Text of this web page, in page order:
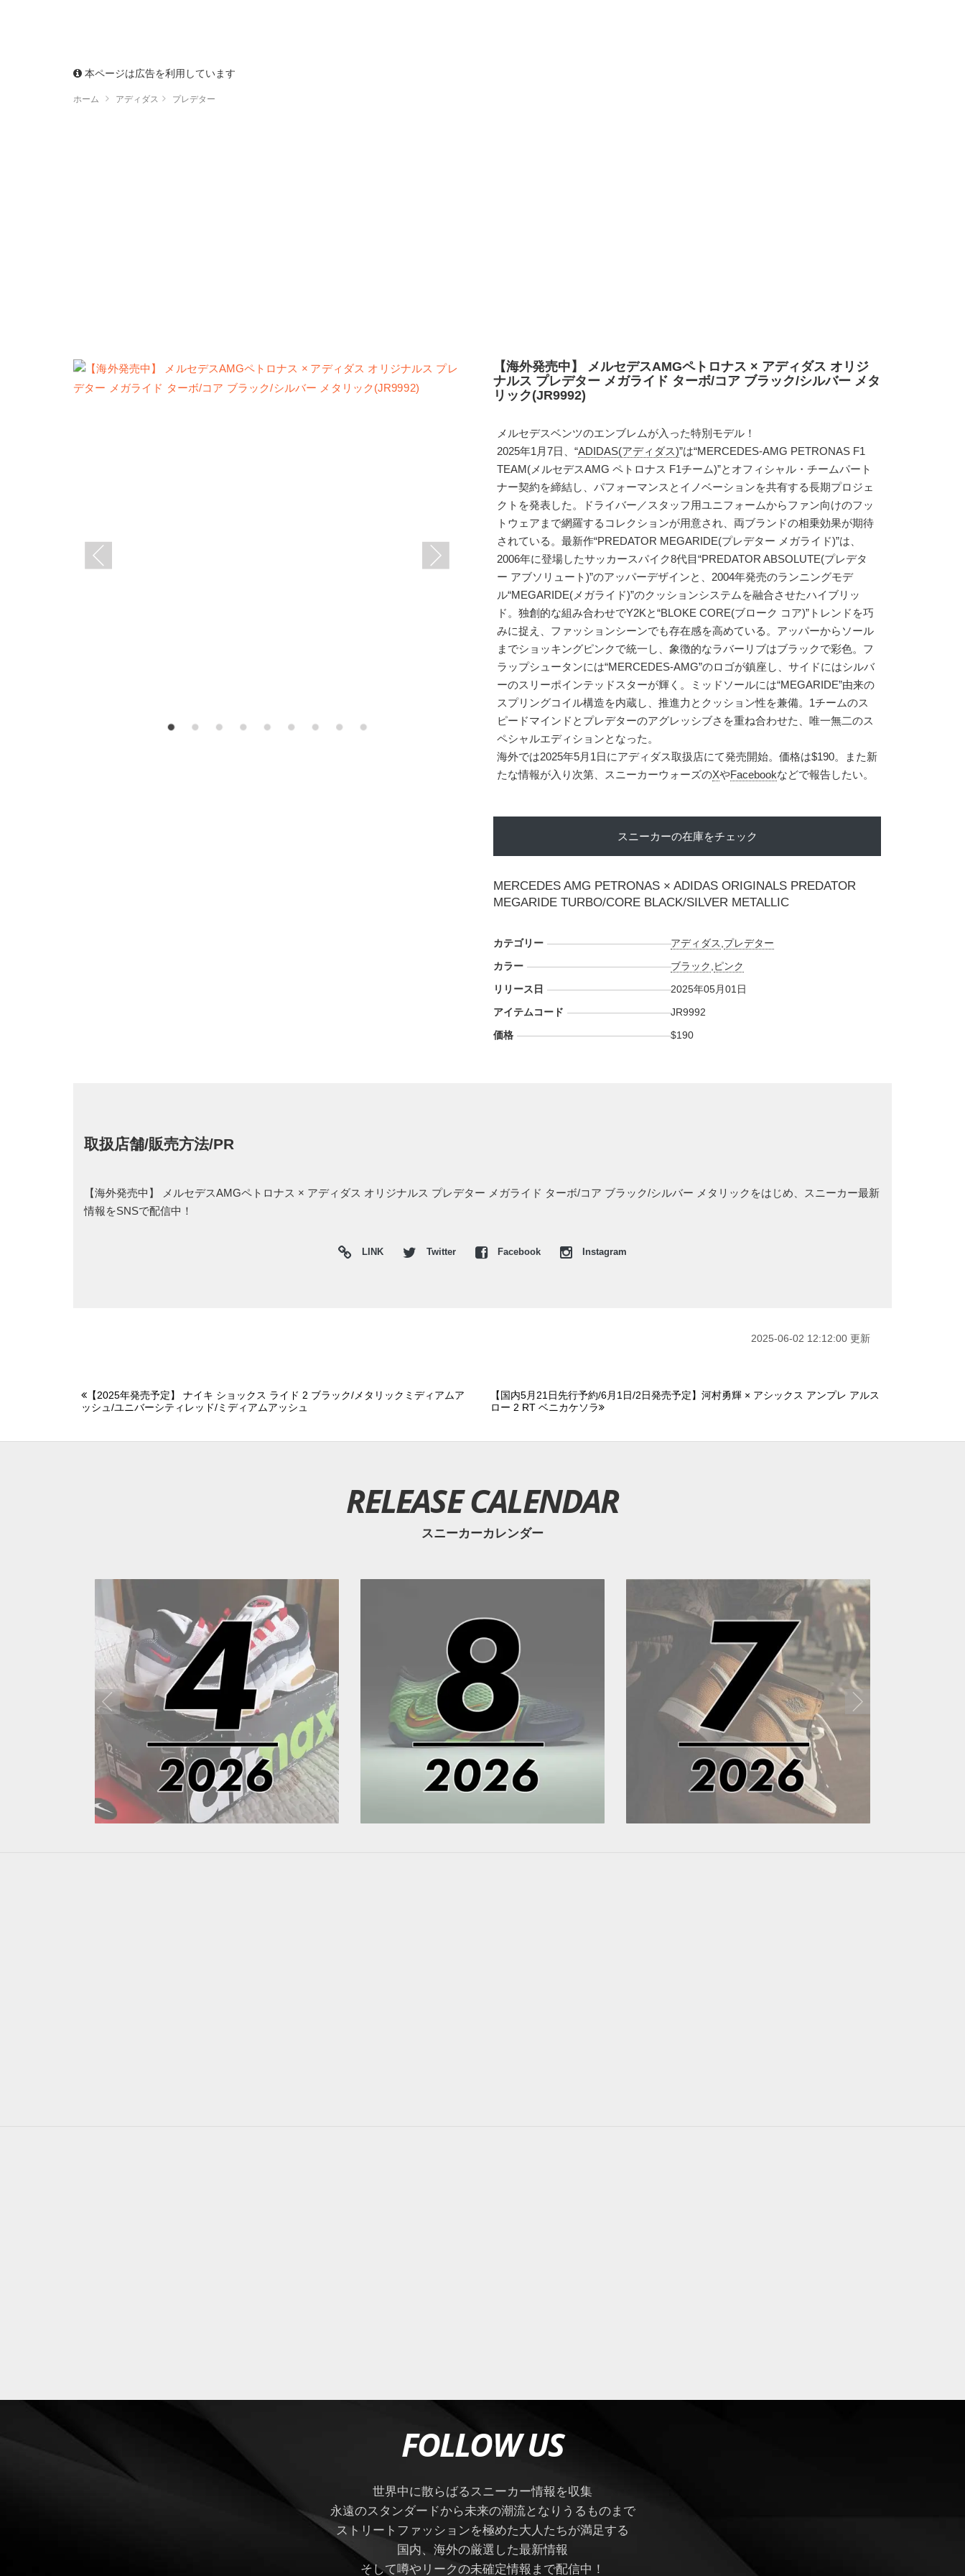
本ページは広告を利用しています
ホーム アディダス プレデター
【海外発売中】 メルセデスAMGペトロナス × アディダス オリジ
ナルス プレデター メガライド ターボ/コア ブラック/シルバー メタ
リック(JR9992)
メルセデスベンツのエンブレムが入った特別モデル！
2025年1月7日、“ADIDAS(アディダス)”は“MERCEDES-AMG PETRONAS F1
TEAM(メルセデスAMG ペトロナス F1チーム)”とオフィシャル・チームパート
ナー契約を締結し、パフォーマンスとイノベーションを共有する長期プロジェ
クトを発表した。ドライバー／スタッフ用ユニフォームからファン向けのフッ
トウェアまで網羅するコレクションが用意され、両ブランドの相乗効果が期待
されている。最新作“PREDATOR MEGARIDE(プレデター メガライド)”は、
2006年に登場したサッカースパイク8代目“PREDATOR ABSOLUTE(プレデタ
ー アブソリュート)”のアッパーデザインと、2004年発売のランニングモデ
ル“MEGARIDE(メガライド)”のクッションシステムを融合させたハイブリッ
ド。独創的な組み合わせでY2Kと“BLOKE CORE(ブローク コア)”トレンドを巧
みに捉え、ファッションシーンでも存在感を高めている。アッパーからソール
までショッキングピンクで統一し、象徴的なラバーリブはブラックで彩色。フ
ラップシュータンには“MERCEDES-AMG”のロゴが鎮座し、サイドにはシルバ
ーのスリーポインテッドスターが輝く。ミッドソールには“MEGARIDE”由来の
スプリングコイル構造を内蔵し、推進力とクッション性を兼備。1チームのス
ピードマインドとプレデターのアグレッシブさを重ね合わせた、唯一無二のス
ペシャルエディションとなった。
海外では2025年5月1日にアディダス取扱店にて発売開始。価格は$190。また新
たな情報が入り次第、スニーカーウォーズのXやFacebookなどで報告したい。
スニーカーの在庫をチェック
MERCEDES AMG PETRONAS × ADIDAS ORIGINALS PREDATOR
MEGARIDE TURBO/CORE BLACK/SILVER METALLIC
カテゴリー アディダス プレデター
カラー
ブラック ピンク
リリース日
2025年05月01日
アイテムコード
JR9992
価格
$190
取扱店舗/販売方法/PR
【海外発売中】 メルセデスAMGペトロナス × アディダス オリジナルス プレデター メガライド ターボ/コア ブラック/シルバー メタリックをはじめ、スニーカー最新
情報をSNSで配信中！
LINK Twitter Facebook Instagram
2025-06-02 12:12:00 更新
【2025年発売予定】 ナイキ ショックス ライド 2 ブラック/メタリックミディアムア
ッシュ/ユニバーシティレッド/ミディアムアッシュ
【国内5月21日先行予約/6月1日/2日発売予定】河村勇輝 × アシックス アンプレ アルス
ロー 2 RT ベニカケソラ
RELEASE CALENDAR
スニーカーカレンダー
FOLLOW US
世界中に散らばるスニーカー情報を収集
永遠のスタンダードから未来の潮流となりうるものまで
ストリートファッションを極めた大人たちが満足する
国内、海外の厳選した最新情報
そして噂やリークの未確定情報まで配信中！